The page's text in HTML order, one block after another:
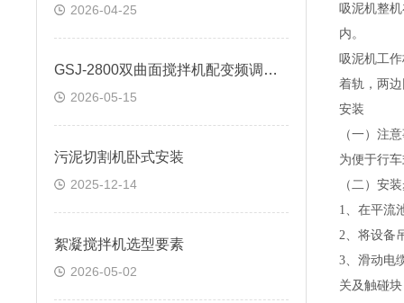
2026-04-25
GSJ-2800双曲面搅拌机配变频调速电机
2026-05-15
污泥切割机卧式安装
2025-12-14
絮凝搅拌机选型要素
2026-05-02
吸泥机整
内。
吸泥机工
着轨，两
安装
（一）注
为便于行
（二）安
1、在平流
2、将设备
3、滑动电
关及触碰